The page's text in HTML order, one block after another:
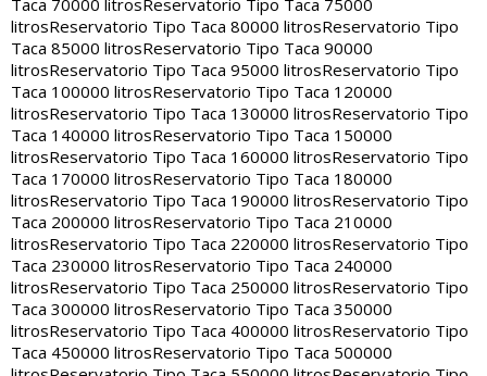
Taca 70000 litros Reservatorio Tipo Taca 75000
litrosReservatorio Tipo Taca 80000 litrosReservatorio Tipo
Taca 85000 litrosReservatorio Tipo Taca 90000
litrosReservatorio Tipo Taca 95000 litrosReservatorio Tipo
Taca 100000 litrosReservatorio Tipo Taca 120000
litrosReservatorio Tipo Taca 130000 litrosReservatorio Tipo
Taca 140000 litrosReservatorio Tipo Taca 150000
litrosReservatorio Tipo Taca 160000 litrosReservatorio Tipo
Taca 170000 litrosReservatorio Tipo Taca 180000
litrosReservatorio Tipo Taca 190000 litrosReservatorio Tipo
Taca 200000 litrosReservatorio Tipo Taca 210000
litrosReservatorio Tipo Taca 220000 litrosReservatorio Tipo
Taca 230000 litrosReservatorio Tipo Taca 240000
litrosReservatorio Tipo Taca 250000 litrosReservatorio Tipo
Taca 300000 litrosReservatorio Tipo Taca 350000
litrosReservatorio Tipo Taca 400000 litrosReservatorio Tipo
Taca 450000 litrosReservatorio Tipo Taca 500000